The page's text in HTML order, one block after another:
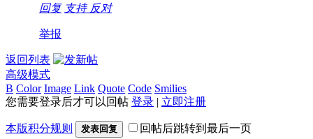
回复 支持 反对
举报
返回列表
高级模式
B Color Image Link Quote Code Smilies
您需要登录后才可以回帖 登录 | 立即注册
本版积分规则 发表回复 回帖后跳转到最后一页